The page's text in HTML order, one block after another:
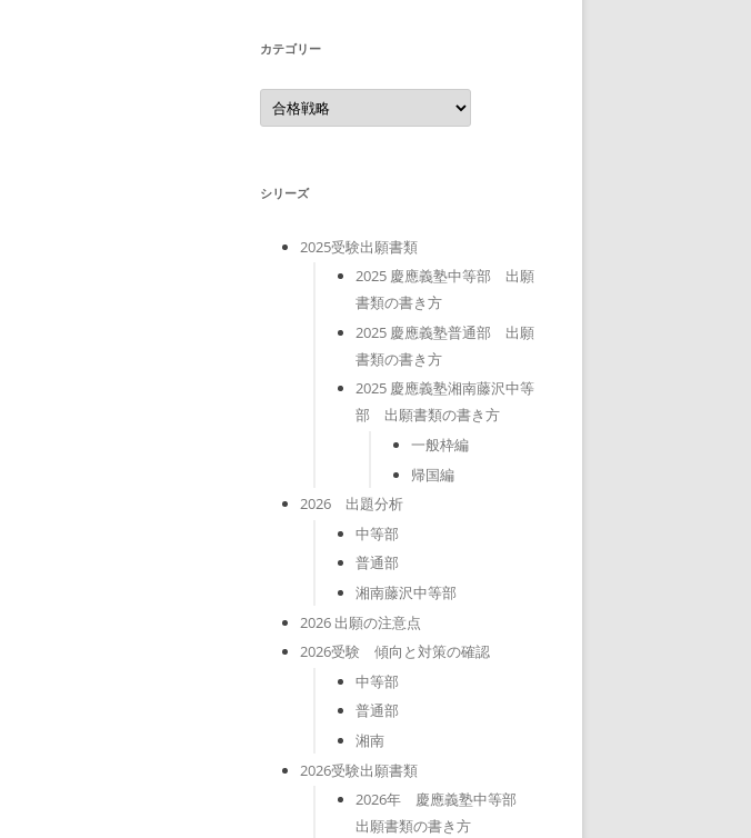
カテゴリー
カ
テ
ゴ
シリーズ
2025受験出願書類
2025 慶應義塾中等部 出願
書類の書き方
2025 慶應義塾普通部 出願
書類の書き方
2025 慶應義塾湘南藤沢中等
部 出願書類の書き方
一般枠編
帰国編
2026 出題分析
中等部
普通部
湘南藤沢中等部
2026 出願の注意点
2026受験 傾向と対策の確認
中等部
普通部
湘南
2026受験出願書類
2026年 慶應義塾中等部
出願書類の書き方